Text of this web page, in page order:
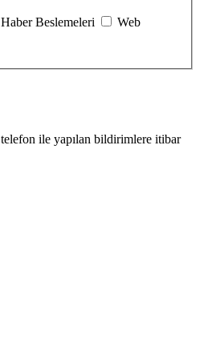
Haber Beslemeleri
Web
telefon ile yapılan bildirimlere itibar